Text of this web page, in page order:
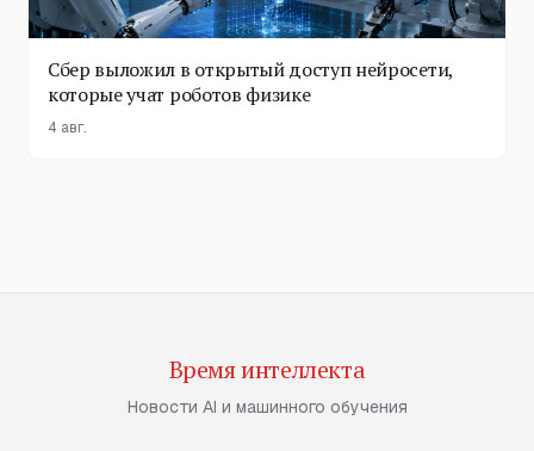
Сбер выложил в открытый доступ нейросети,
которые учат роботов физике
4 авг.
Время интеллекта
Новости AI и машинного обучения